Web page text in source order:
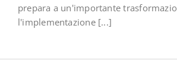
prepara a un'importante
l'implementazione [...]